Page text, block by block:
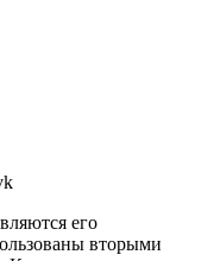
его
вторыми